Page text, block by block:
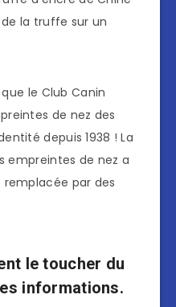
la truffe sur un
le Club Canin
de nez des
depuis 1938 ! La
empreintes de nez a
par des
le toucher du
informations.